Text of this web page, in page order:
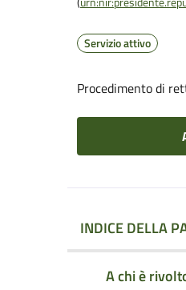
Servizio attivo
Procedimento di
INDICE DELLA
A chi è